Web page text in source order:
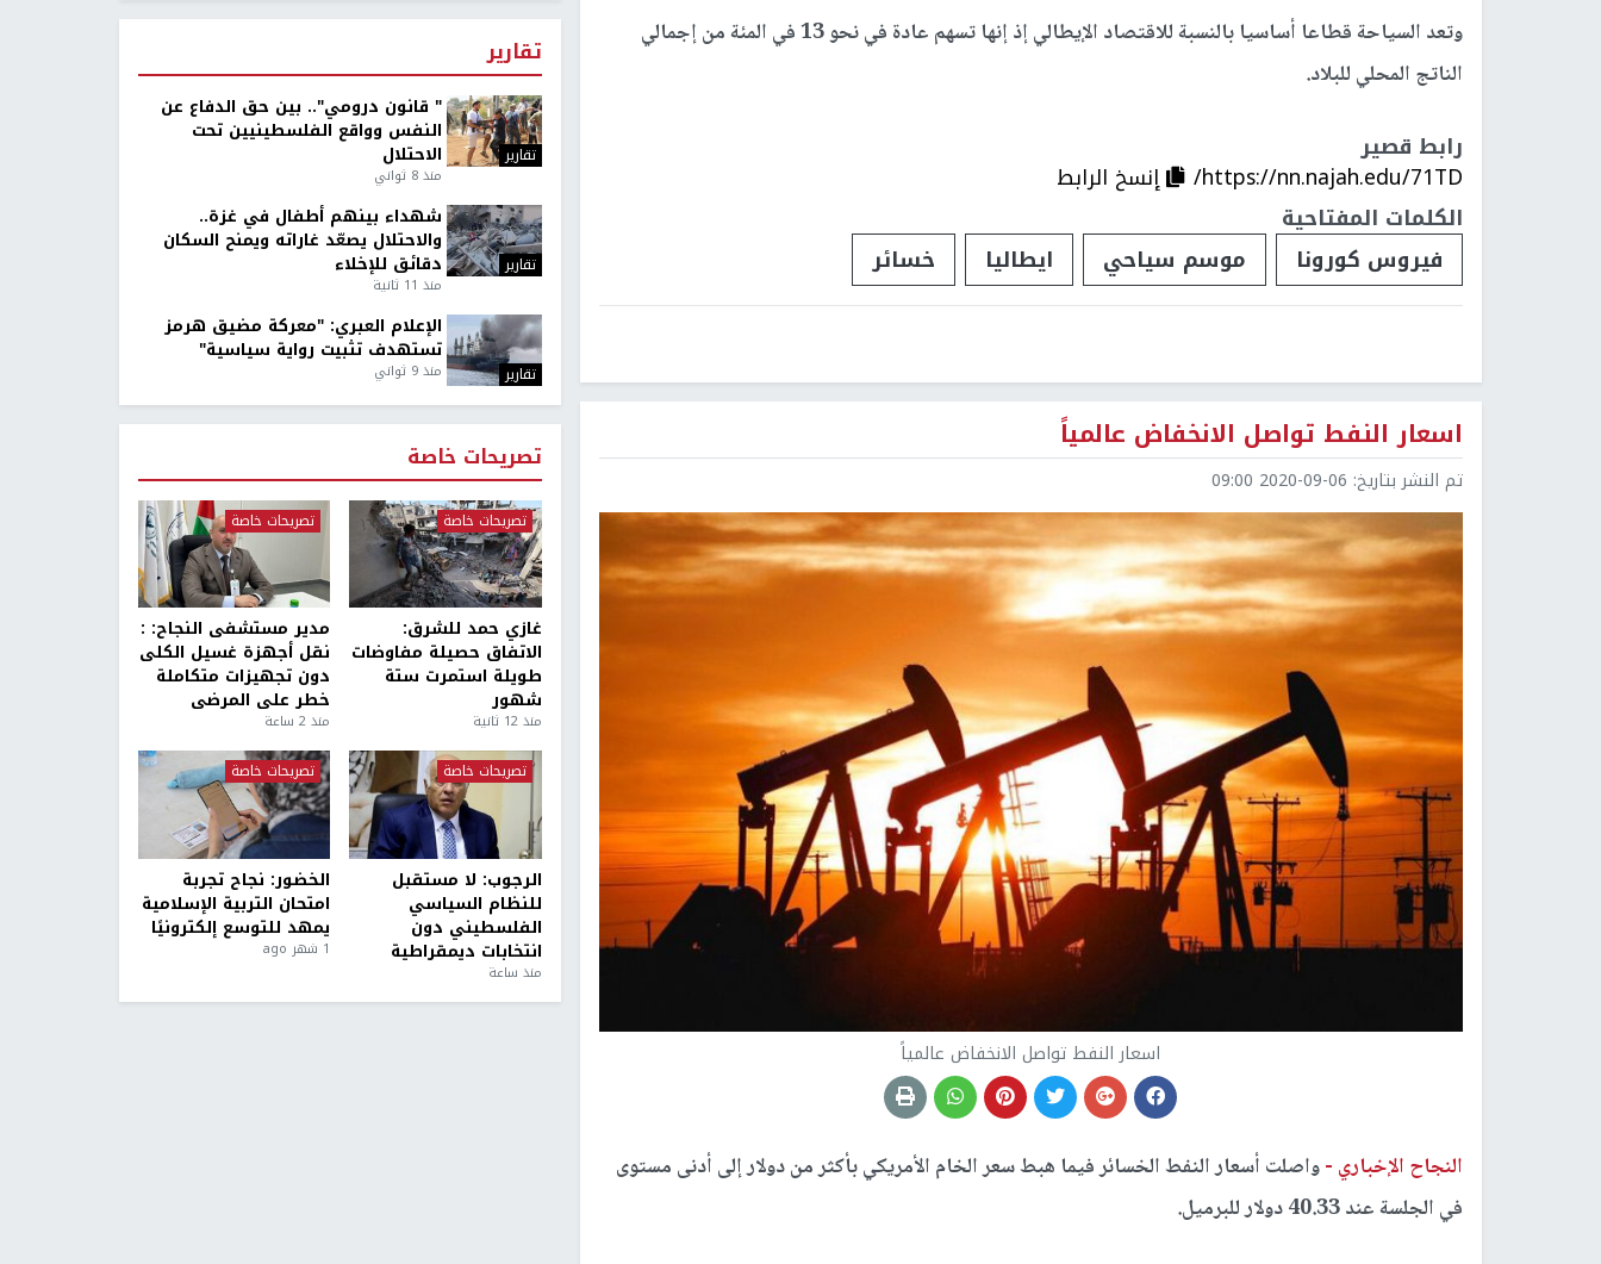
وتعد السياحة قطاعا أساسيا بالنسبة للاقتصاد الإيطالي إذ إنها تسهم عادة في نحو 13 في المئة من إجمالي
الناتج المحلي للبلاد.
رابط قصير
https://nn.najah.edu/71TD/
إنسخ الرابط
الكلمات المفتاحية
فيروس كورونا
موسم سياحي ايطاليا خسائر
اسعار النفط تواصل الانخفاض عالمياً
تم النشر بتاريخ: 2020-09-06 09:00
اسعار النفط تواصل الانخفاض عالمياً
النجاح الإخباري -واصلت أسعار النفط الخسائر فيما هبط سعر الخام الأمريكي بأكثر من دولار إلى أدنى مستوى
في الجلسة عند 40.33 دولار للبرميل.
تقارير
تقارير
" قانون درومي".. بين حق الدفاع عن
النفس وواقع الفلسطينيين تحت
الاحتلال
منذ 8 ثواني
تقارير
شهداء بينهم أطفال في غزة..
والاحتلال يصعّد غاراته ويمنح السكان
دقائق للإخلاء
منذ 11 ثانية
تقارير
الإعلام العبري: "معركة مضيق هرمز
تستهدف تثبيت رواية سياسية"
منذ 9 ثواني
تصريحات خاصة
تصريحات خاصة
غازي حمد للشرق:
الاتفاق حصيلة مفاوضات
طويلة استمرت ستة
شهور
منذ 12 ثانية
تصريحات خاصة
مدير مستشفى النجاح: :
نقل أجهزة غسيل الكلى
دون تجهيزات متكاملة
خطر على المرضى
منذ 2 ساعة
تصريحات خاصة
الرجوب: لا مستقبل
للنظام السياسي
الفلسطيني دون
انتخابات ديمقراطية
منذ ساعة
تصريحات خاصة
الخضور: نجاح تجربة
امتحان التربية الإسلامية
يمهد للتوسع إلكترونيًا
1 شهر ago